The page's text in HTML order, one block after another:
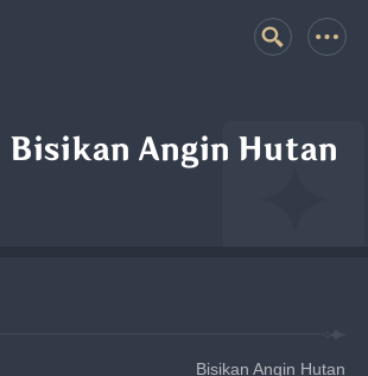
Bisikan Angin Hutan
Bisikan Angin Hutan